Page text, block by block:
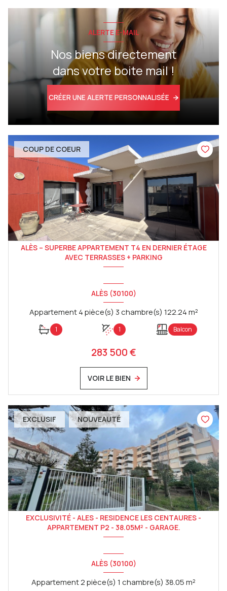
ALERTE E-MAIL
Nos biens directement
dans votre boite mail !
CRÉER UNE ALERTE PERSONNALISÉE
COUP DE COEUR
ALÈS – SUPERBE APPARTEMENT T4 EN DERNIER ÉTAGE
AVEC TERRASSES + PARKING
ALÈS (30100)
Appartement 4 pièce(s) 3 chambre(s) 122.24 m²
1 1 Balcon
283 500 €
VOIR LE BIEN
EXCLUSIF NOUVEAUTÉ
EXCLUSIVITÉ - ALES - RESIDENCE LES CENTAURES -
APPARTEMENT P2 - 38.05M² - GARAGE.
ALÈS (30100)
Appartement 2 pièce(s) 1 chambre(s) 38.05 m²